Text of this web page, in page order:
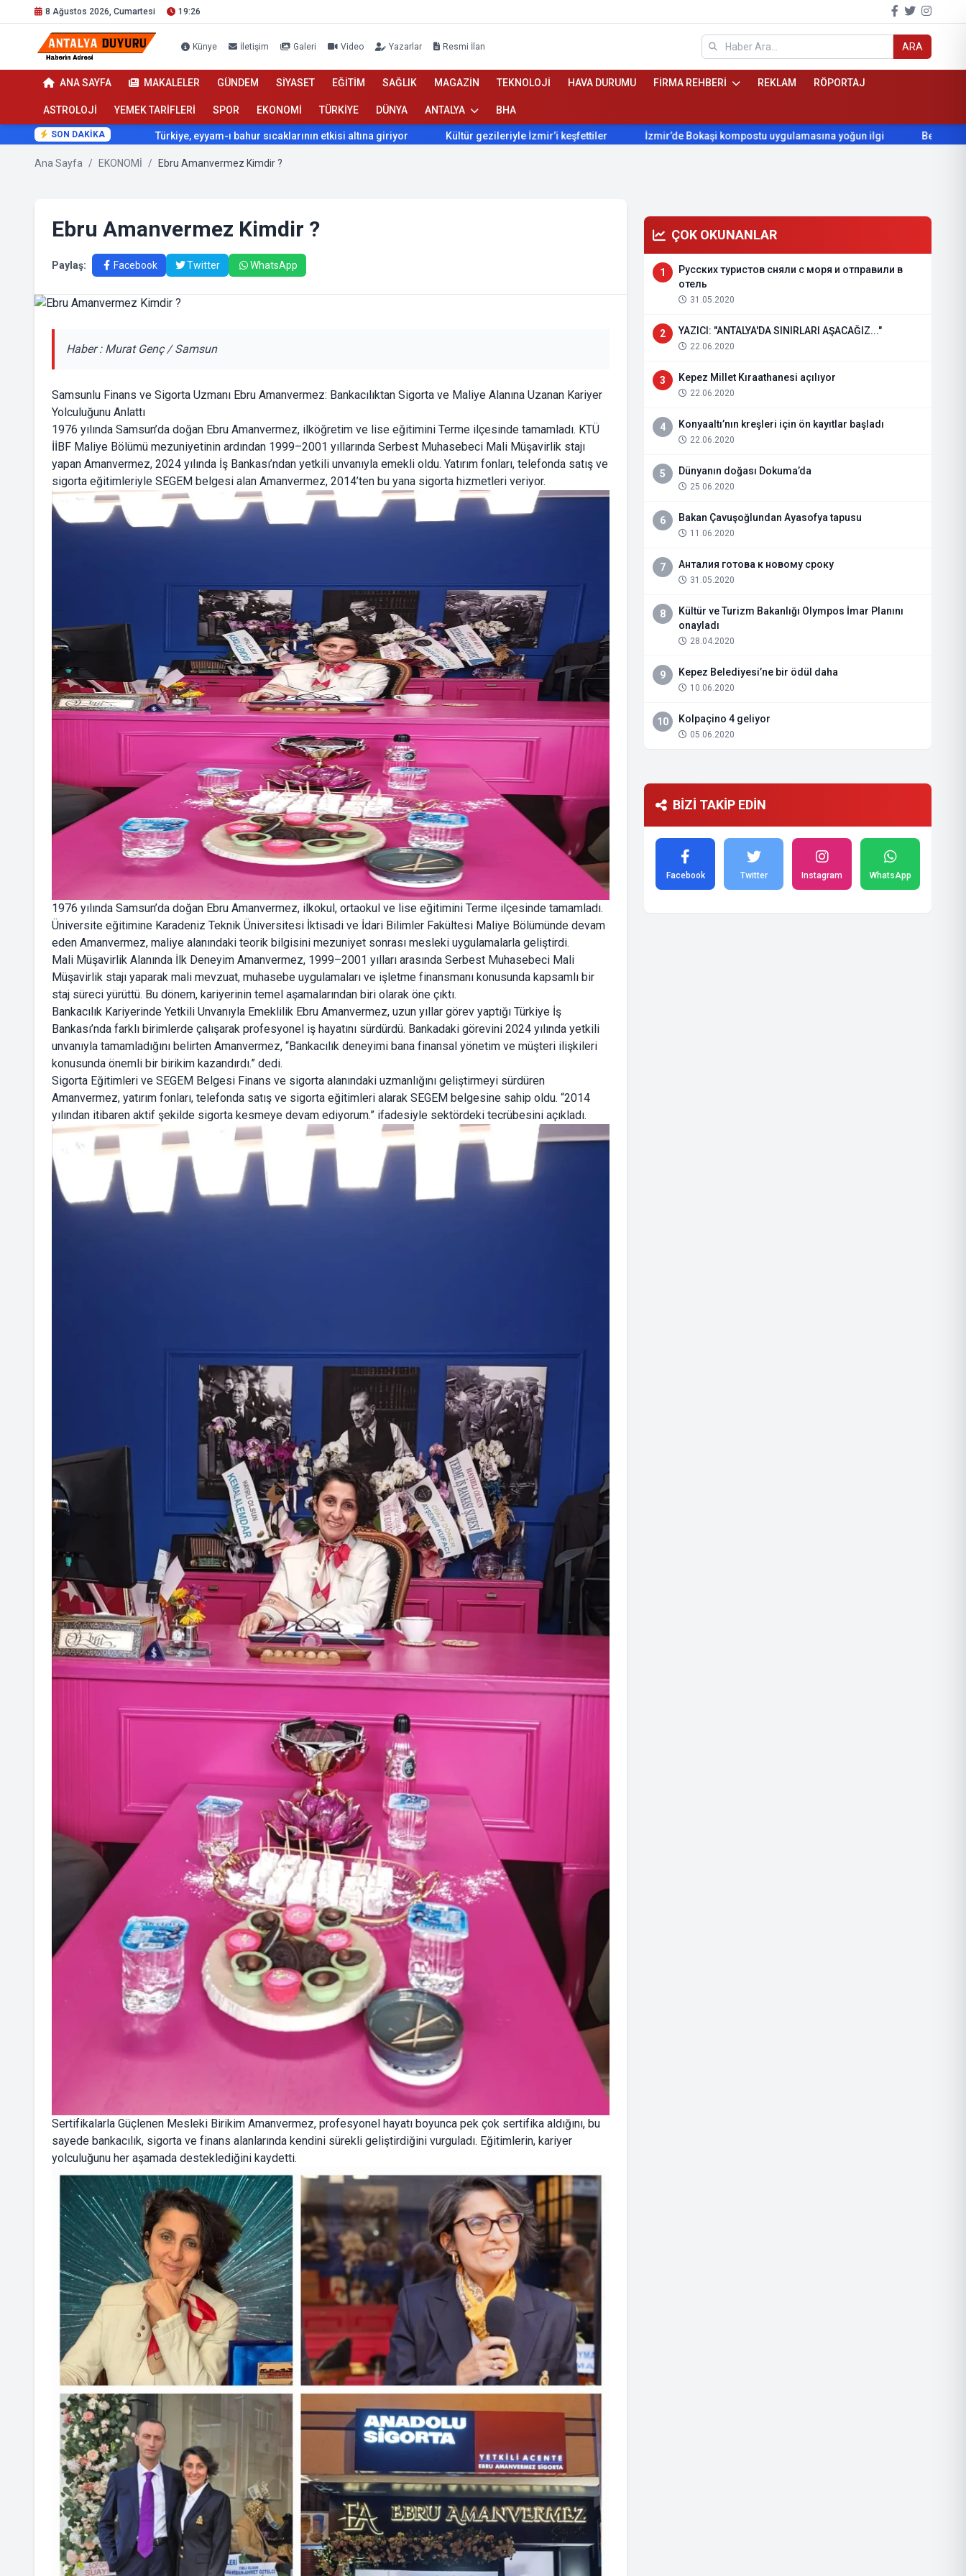
8 Ağustos 2026, Cumartesi 19:26
Künye İletişim Galeri Video Yazarlar Resmi İlan ARA
ANA SAYFA MAKALELER GÜNDEM SİYASET EĞİTİM SAĞLIK MAGAZİN TEKNOLOJİ HAVA DURUMU FİRMA REHBERİ REKLAM RÖPORTAJ
ASTROLOJİ YEMEK TARİFLERİ SPOR EKONOMİ TÜRKİYE DÜNYA ANTALYA BHA
SON DAKİKA
Türkiye, eyyam-ı bahur sıcaklarının etkisi altına giriyor Kültür gezileriyle İzmir’i keşfettiler İzmir’de Bokaşi kompostu uygulamasına yoğun ilgi Beydağ’ın yıllardır
Ana Sayfa / EKONOMİ / Ebru Amanvermez Kimdir ?
Ebru Amanvermez Kimdir ?
Paylaş: Facebook Twitter WhatsApp
Haber : Murat Genç / Samsun
Samsunlu Finans ve Sigorta Uzmanı Ebru Amanvermez: Bankacılıktan Sigorta ve Maliye Alanına Uzanan Kariyer
Yolculuğunu Anlattı
1976 yılında Samsun’da doğan Ebru Amanvermez, ilköğretim ve lise eğitimini Terme ilçesinde tamamladı. KTÜ
İİBF Maliye Bölümü mezuniyetinin ardından 1999–2001 yıllarında Serbest Muhasebeci Mali Müşavirlik stajı
yapan Amanvermez, 2024 yılında İş Bankası’ndan yetkili unvanıyla emekli oldu. Yatırım fonları, telefonda satış ve
sigorta eğitimleriyle SEGEM belgesi alan Amanvermez, 2014’ten bu yana sigorta hizmetleri veriyor.
1976 yılında Samsun’da doğan Ebru Amanvermez, ilkokul, ortaokul ve lise eğitimini Terme ilçesinde tamamladı.
Üniversite eğitimine Karadeniz Teknik Üniversitesi İktisadi ve İdari Bilimler Fakültesi Maliye Bölümünde devam
eden Amanvermez, maliye alanındaki teorik bilgisini mezuniyet sonrası mesleki uygulamalarla geliştirdi.
Mali Müşavirlik Alanında İlk Deneyim Amanvermez, 1999–2001 yılları arasında Serbest Muhasebeci Mali
Müşavirlik stajı yaparak mali mevzuat, muhasebe uygulamaları ve işletme finansmanı konusunda kapsamlı bir
staj süreci yürüttü. Bu dönem, kariyerinin temel aşamalarından biri olarak öne çıktı.
Bankacılık Kariyerinde Yetkili Unvanıyla Emeklilik Ebru Amanvermez, uzun yıllar görev yaptığı Türkiye İş
Bankası’nda farklı birimlerde çalışarak profesyonel iş hayatını sürdürdü. Bankadaki görevini 2024 yılında yetkili
unvanıyla tamamladığını belirten Amanvermez, “Bankacılık deneyimi bana finansal yönetim ve müşteri ilişkileri
konusunda önemli bir birikim kazandırdı.” dedi.
Sigorta Eğitimleri ve SEGEM Belgesi Finans ve sigorta alanındaki uzmanlığını geliştirmeyi sürdüren
Amanvermez, yatırım fonları, telefonda satış ve sigorta eğitimleri alarak SEGEM belgesine sahip oldu. “2014
yılından itibaren aktif şekilde sigorta kesmeye devam ediyorum.” ifadesiyle sektördeki tecrübesini açıkladı.
Sertifikalarla Güçlenen Mesleki Birikim Amanvermez, profesyonel hayatı boyunca pek çok sertifika aldığını, bu
sayede bankacılık, sigorta ve finans alanlarında kendini sürekli geliştirdiğini vurguladı. Eğitimlerin, kariyer
yolculuğunu her aşamada desteklediğini kaydetti.
ÇOK OKUNANLAR
1
Русских туристов сняли с моря и отправили в
отель
31.05.2020
2 YAZICI: "ANTALYA'DA SINIRLARI AŞACAĞIZ..."
22.06.2020
3 Kepez Millet Kıraathanesi açılıyor
22.06.2020
4 Konyaaltı’nın kreşleri için ön kayıtlar başladı
22.06.2020
5 Dünyanın doğası Dokuma’da
25.06.2020
6 Bakan Çavuşoğlundan Ayasofya tapusu
11.06.2020
7 Анталия готова к новому сроку
31.05.2020
8
Kültür ve Turizm Bakanlığı Olympos İmar Planını
onayladı
28.04.2020
9 Kepez Belediyesi’ne bir ödül daha
10.06.2020
10 Kolpaçino 4 geliyor
05.06.2020
BİZİ TAKİP EDİN
Facebook Twitter Instagram WhatsApp